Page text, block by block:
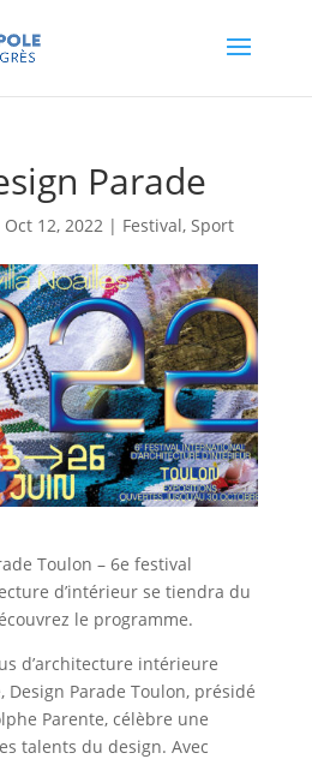
Parade
Oct 12, 2022| Festival, Sport
Toulon – 6e festival
d’intérieur se tiendra du
le programme.
d’architecture intérieure
Parade Toulon, présidé
Parente, célèbre une
talents du design. Avec